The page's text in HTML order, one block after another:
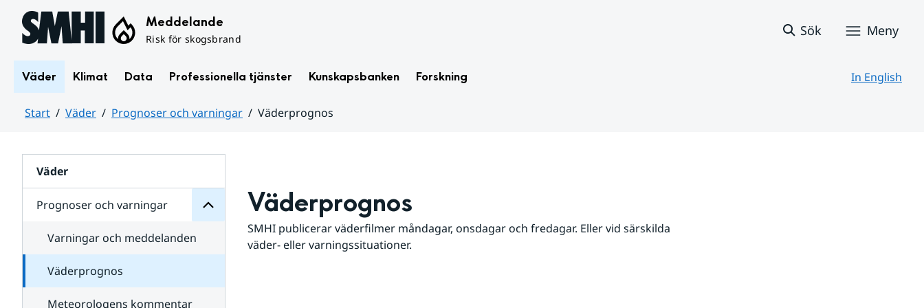
Hoppa till sidans innehåll Meddelande
Risk för skogsbrand
Sök Meny
Väder Klimat Data Professionella tjänster Kunskapsbanken Forskning In English
Start Väder Prognoser och varningar
Väderprognos
Väder
Prognoser och varningar
för
varningar
Varningar och meddelanden
Väderprognos
Meteorologens kommentar
Väderprognos
SMHI publicerar väderfilmer måndagar, onsdagar och fredagar. Eller vid särskilda
väder- eller varningssituationer.